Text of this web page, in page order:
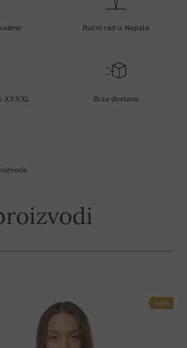
Ručni rad iz Nepala
XXXXL Brza dostava
-14%